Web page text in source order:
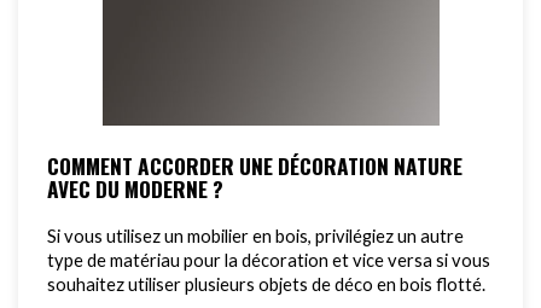
COMMENT ACCORDER UNE DÉCORATION NATURE
AVEC DU MODERNE ?
Si vous utilisez un mobilier en bois, privilégiez un autre
type de matériau pour la décoration et vice versa si vous
souhaitez utiliser plusieurs objets de déco en bois flotté.